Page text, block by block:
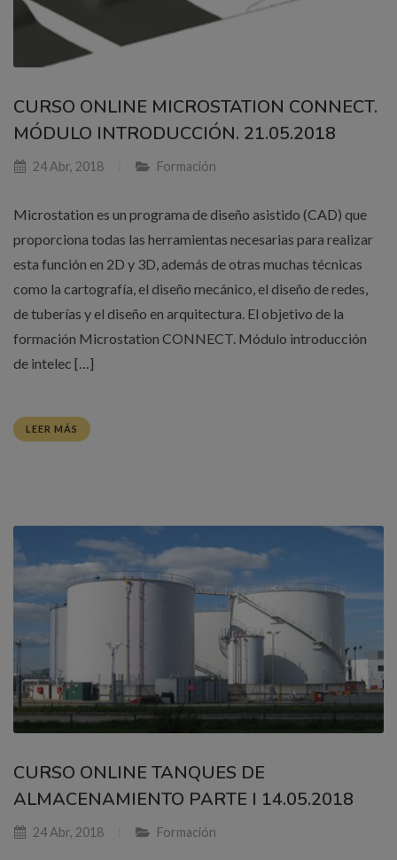
CURSO ONLINE MICROSTATION CONNECT.
MÓDULO INTRODUCCIÓN. 21.05.2018
24 Abr, 2018 Formación
Microstation es un programa de diseño asistido (CAD) que
proporciona todas las herramientas necesarias para realizar
esta función en 2D y 3D, además de otras muchas técnicas
como la cartografía, el diseño mecánico, el diseño de redes,
de tuberías y el diseño en arquitectura. El objetivo de la
formación Microstation CONNECT. Módulo introducción
de intelec […]
LEER MÁS
CURSO ONLINE TANQUES DE
ALMACENAMIENTO PARTE I 14.05.2018
24 Abr, 2018 Formación